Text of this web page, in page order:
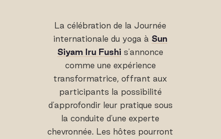
La célébration de la Journée
internationale du yoga à Sun
Siyam Iru Fushi s'annonce
comme une expérience
transformatrice, offrant aux
participants la possibilité
d'approfondir leur pratique sous
la conduite d'une experte
chevronnée. Les hôtes pourront